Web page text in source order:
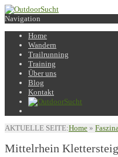
Navigation
Home
Wandern
Trailrunning
Training
Über uns
Blog
Kontakt
AKTUELLE SEITE:Home »
Mittelrhein